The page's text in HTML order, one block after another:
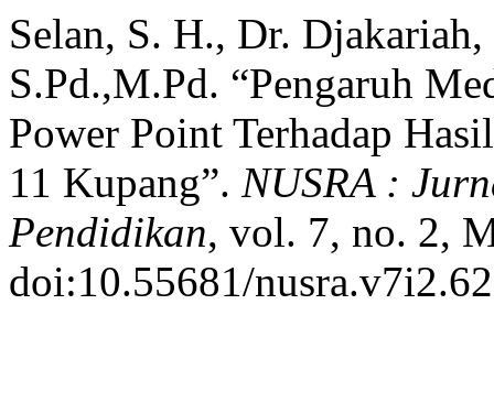
Selan, S. H., Dr.
S.Pd.,M.Pd. “Pengaruh
Power Point Terhadap
11 Kupang”. NUSRA :
Pendidikan, vol. 7, no. 2,
doi:10.55681/